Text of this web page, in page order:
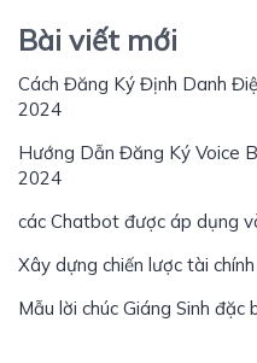
Bài viết mới
Cách Đăng Ký Định Danh
2024
Hướng Dẫn Đăng Ký Voice
2024
các Chatbot được áp dụng
Xây dựng chiến lược tài
Mẫu lời chúc Giáng Sinh